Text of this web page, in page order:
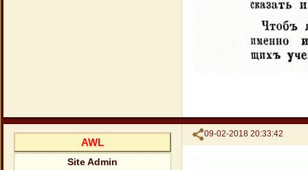
Поделиться
09-02-2018 20:33:42
AWL
Site Admin